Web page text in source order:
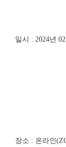
일시 : 2024년
장소 : 온라인